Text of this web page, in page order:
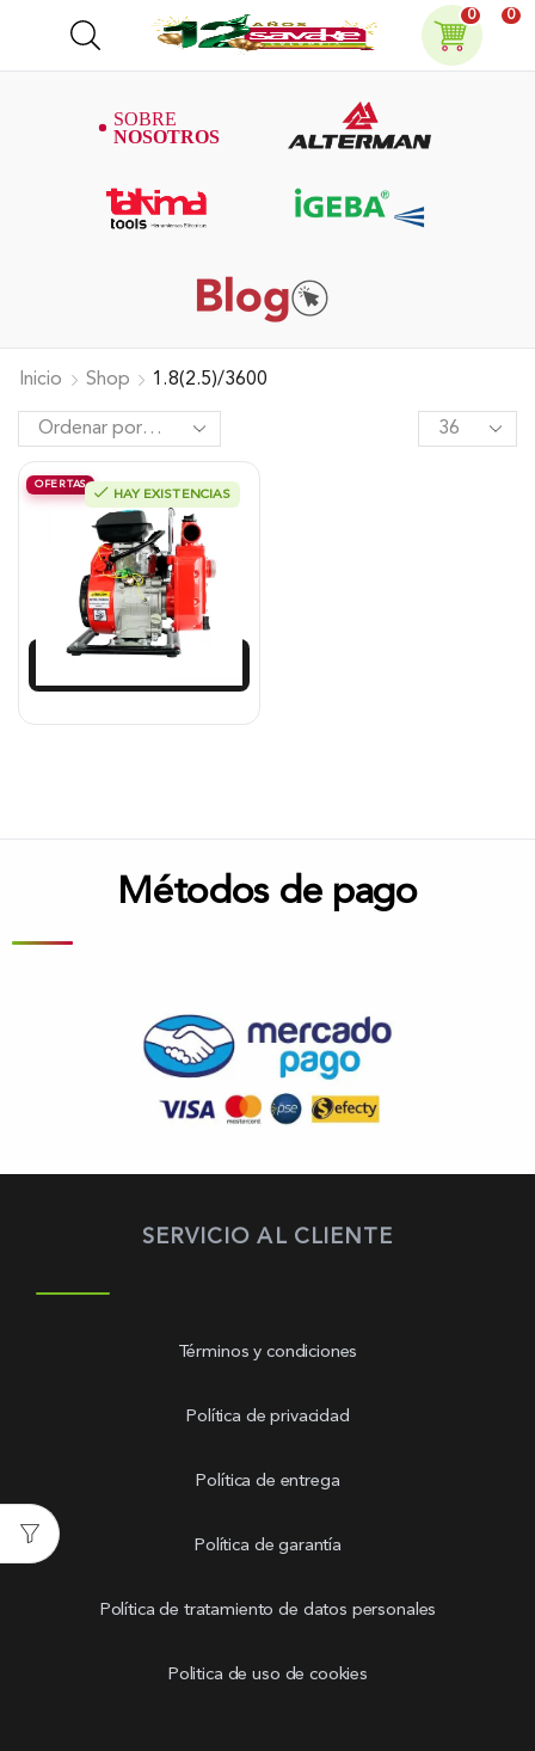
0 0
Inicio Shop 1.8(2.5)/3600
OFERTAS
HAY EXISTENCIAS
Motobomba Alterman Gasolina 4T,
Autocebante 1.5″ X 1.5″ 2.5Hp,
Xgwp15P.
$904.258
$813.833
Añadir al carrito
Métodos de pago
SERVICIO AL CLIENTE
Términos y condiciones
Política de privacidad
Política de entrega
Política de garantía
Política de tratamiento de datos personales
Politica de uso de cookies